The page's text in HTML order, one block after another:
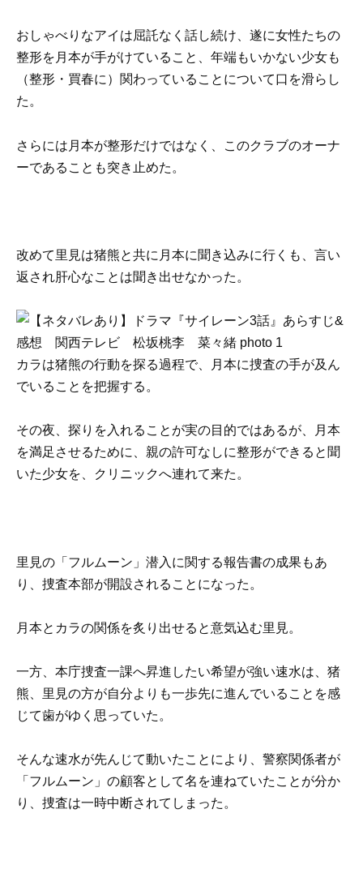
おしゃべりなアイは屈託なく話し続け、遂に女性たちの
整形を月本が手がけていること、年端もいかない少女も
（整形・買春に）関わっていることについて口を滑らし
た。
さらには月本が整形だけではなく、このクラブのオーナ
ーであることも突き止めた。
改めて里見は猪熊と共に月本に聞き込みに行くも、言い
返され肝心なことは聞き出せなかった。
カラは猪熊の行動を探る過程で、月本に捜査の手が及ん
でいることを把握する。
その夜、探りを入れることが実の目的ではあるが、月本
を満足させるために、親の許可なしに整形ができると聞
いた少女を、クリニックへ連れて来た。
里見の「フルムーン」潜入に関する報告書の成果もあ
り、捜査本部が開設されることになった。
月本とカラの関係を炙り出せると意気込む里見。
一方、本庁捜査一課へ昇進したい希望が強い速水は、猪
熊、里見の方が自分よりも一歩先に進んでいることを感
じて歯がゆく思っていた。
そんな速水が先んじて動いたことにより、警察関係者が
「フルムーン」の顧客として名を連ねていたことが分か
り、捜査は一時中断されてしまった。